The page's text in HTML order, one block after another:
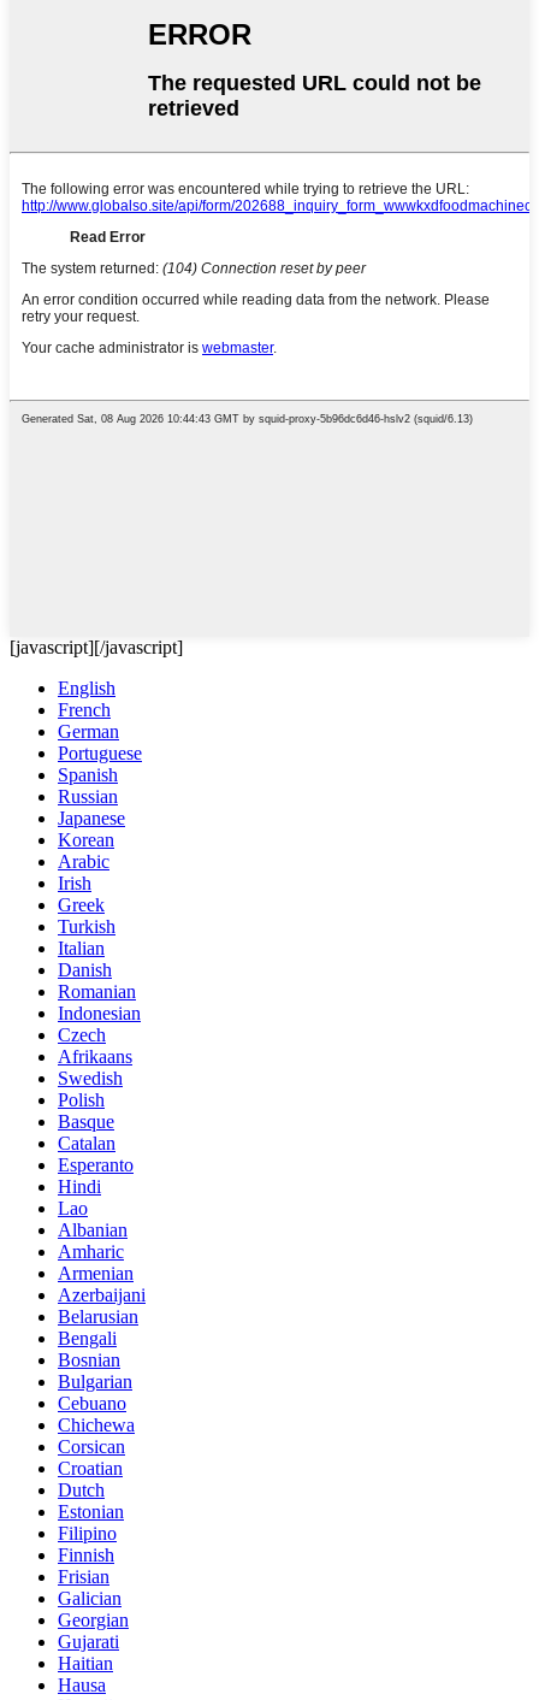
[javascript][/javascript]
English
French
German
Portuguese
Spanish
Russian
Japanese
Korean
Arabic
Irish
Greek
Turkish
Italian
Danish
Romanian
Indonesian
Czech
Afrikaans
Swedish
Polish
Basque
Catalan
Esperanto
Hindi
Lao
Albanian
Amharic
Armenian
Azerbaijani
Belarusian
Bengali
Bosnian
Bulgarian
Cebuano
Chichewa
Corsican
Croatian
Dutch
Estonian
Filipino
Finnish
Frisian
Galician
Georgian
Gujarati
Haitian
Hausa